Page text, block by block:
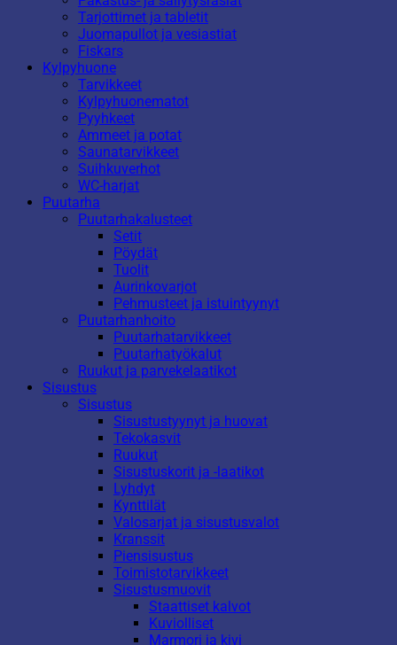
Tarjottimet ja tabletit
Juomapullot ja vesiastiat
Fiskars
Kylpyhuone
Tarvikkeet
Kylpyhuonematot
Pyyhkeet
Ammeet ja potat
Saunatarvikkeet
Suihkuverhot
WC-harjat
Puutarha
Puutarhakalusteet
Setit
Pöydät
Tuolit
Aurinkovarjot
Pehmusteet ja istuintyynyt
Puutarhanhoito
Puutarhatarvikkeet
Puutarhatyökalut
Ruukut ja parvekelaatikot
Sisustus
Sisustus
Sisustustyynyt ja huovat
Tekokasvit
Ruukut
Sisustuskorit ja -laatikot
Lyhdyt
Kynttilät
Valosarjat ja sisustusvalot
Kranssit
Piensisustus
Toimistotarvikkeet
Sisustusmuovit
Staattiset kalvot
Kuviolliset
Marmori ja kivi